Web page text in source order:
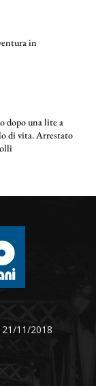
in
dopo una lite a
di vita. Arrestato
11/2018